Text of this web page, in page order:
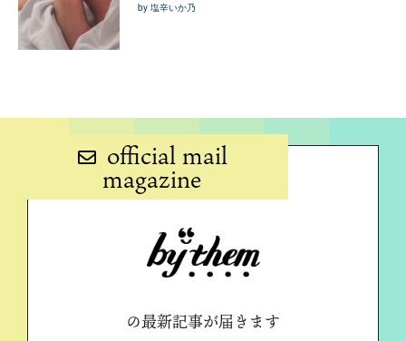
by 塩辛いか乃
official mail
magazine
の最新記事が届きます